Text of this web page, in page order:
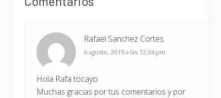
con
lectores
Rafael Sanchez Cortes
6 agosto, 2019 a las 12:34 pm
Hola Rafa tocayo.
Muchas gracias por tus comentarios y por